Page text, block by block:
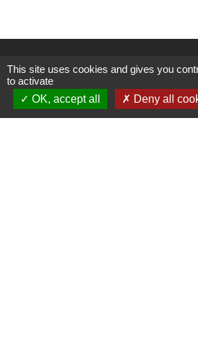
Liens
This site uses cookies and gives you
to activate
OK, accept all
Deny all